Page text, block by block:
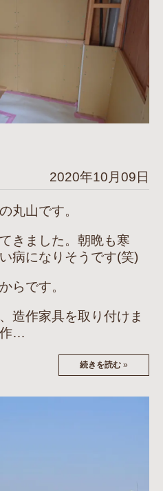
2020年10月09日
丸山です。
きました。朝晩も寒
病になりそうです(笑)
らです。
造作家具を取り付けま
作…
続きを読む »